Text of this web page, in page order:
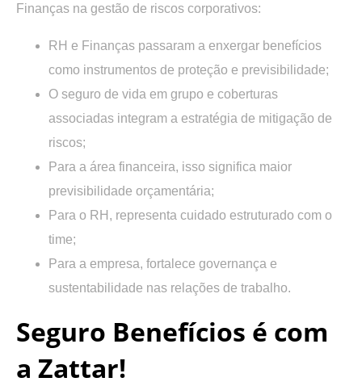
Finanças na gestão de riscos corporativos:
RH e Finanças passaram a enxergar benefícios
como instrumentos de proteção e previsibilidade;
O seguro de vida em grupo e coberturas
associadas integram a estratégia de mitigação de
riscos;
Para a área financeira, isso significa maior
previsibilidade orçamentária;
Para o RH, representa cuidado estruturado com o
time;
Para a empresa, fortalece governança e
sustentabilidade nas relações de trabalho.
Seguro Benefícios é com
a Zattar!